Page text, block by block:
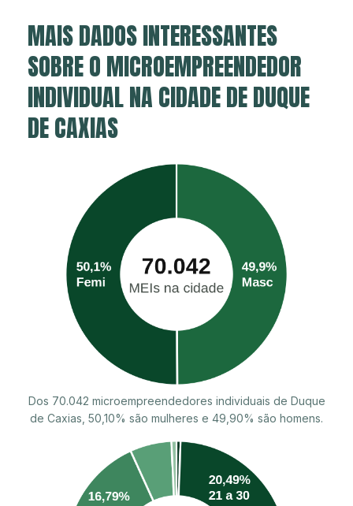
MAIS DADOS INTERESSANTES
SOBRE O MICROEMPREENDEDOR
INDIVIDUAL NA CIDADE DE DUQUE
DE CAXIAS
Dos 70.042 microempreendedores individuais de Duque
de Caxias, 50,10% são mulheres e 49,90% são homens.